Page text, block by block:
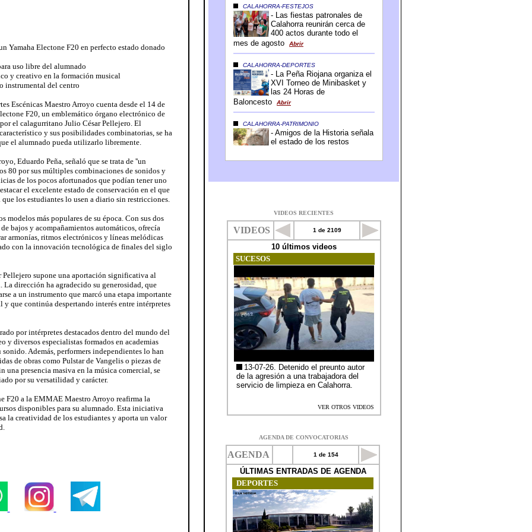
Yamaha Electone F20 en perfecto estado donado
uso libre del alumnado
y creativo en la formación musical
instrumental del centro
Escénicas Maestro Arroyo cuenta desde el 14 de
F20, un emblemático órgano electrónico de
el calagurritano Julio César Pellejero. El
y sus posibilidades combinatorias, se ha
el alumnado pueda utilizarlo libremente.
Eduardo Peña, señaló que se trata de ''un
80 por sus múltiples combinaciones de sonidos y
de los pocos afortunados que podían tener uno
el excelente estado de conservación en el que
los estudiantes lo usen a diario sin restricciones.
modelos más populares de su época. Con sus dos
bajos y acompañamientos automáticos, ofrecía
armonías, ritmos electrónicos y líneas melódicas
con la innovación tecnológica de finales del siglo
Pellejero supone una aportación significativa al
dirección ha agradecido su generosidad, que
a un instrumento que marcó una etapa importante
que continúa despertando interés entre intérpretes
por intérpretes destacados dentro del mundo del
y diversos especialistas formados en academias
Además, performers independientes lo han
de obras como Pulstar de Vangelis o piezas de
una presencia masiva en la música comercial, se
por su versatilidad y carácter.
F20 a la EMMAE Maestro Arroyo reafirma la
disponibles para su alumnado. Esta iniciativa
la creatividad de los estudiantes y aporta un valor
VIDEOS RECIENTES
AGENDA DE CONVOCATORIAS